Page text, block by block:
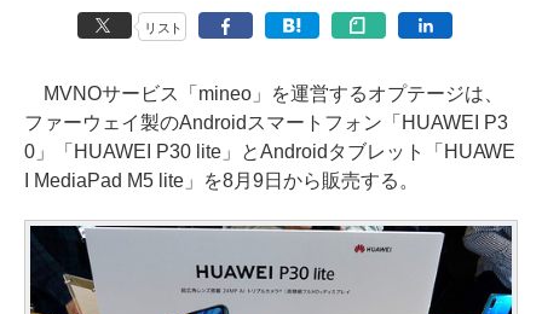
リスト
MVNOサービス「mineo」を運営するオプテージは、
ファーウェイ製のAndroidスマートフォン「HUAWEI P3
0」「HUAWEI P30 lite」とAndroidタブレット「HUAWE
I MediaPad M5 lite」を8月9日から販売する。